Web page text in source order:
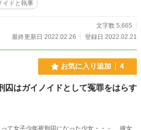
さん・作です。 ※フーダニットよりホワイダニ
イドと執事
文字数 5,665
最終更新日 2022.02.26
登録日 2022.02.21
お気に入り追加 4
囚はガイノイドとして冤罪をはらす
女子少年死刑囚になった少女・・・ 彼女